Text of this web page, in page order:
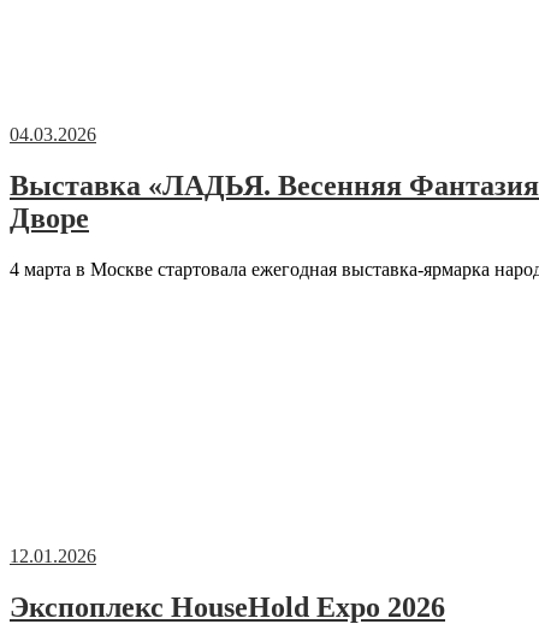
04.03.2026
Выставка «ЛАДЬЯ. Весенняя Фантазия
Дворе
4 марта в Москве стартовала ежегодная выставка-ярмарка
12.01.2026
Экспоплекс HouseHold Expo 2026